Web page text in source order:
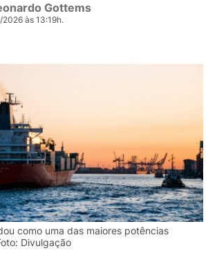
Gottems
às 13:19h.
como uma das maiores potências
Divulgação